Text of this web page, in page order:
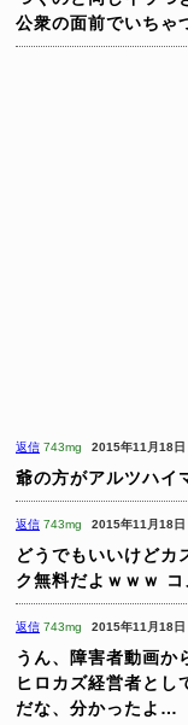
公衆の面前でいちゃ
返信 743mg 2015年11月18
爺の方がアルツハイ
返信 743mg 2015年11月18
どうでもいいけどカ
ク無料だよｗｗｗ
返信 743mg 2015年11月18
うん、障害者動画か
ヒロカズ経営者と
だな、分かったよ…